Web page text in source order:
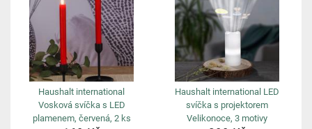
Haushalt international
Vosková svíčka s LED
plamenem, červená, 2 ks
Haushalt international LED
svíčka s projektorem
Velikonoce, 3 motivy